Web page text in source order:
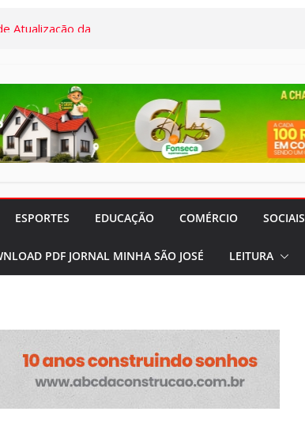
o Dr. Marcelo
Atualização da
03/08 a
completa
iniciará obras
de elevador
Evolutto
ESPORTES EDUCAÇÃO COMÉRCIO SOCIAIS
PDF JORNAL MINHA SÃO JOSÉ LEITURA